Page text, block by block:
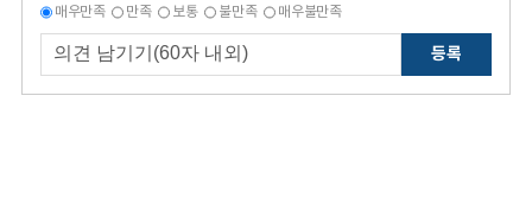
매우만족 만족 보통 불만족 매우불만족
등록